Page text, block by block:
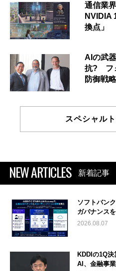
通信業
NVIDIA
換点」
AIの武
抗? フ
防御戦略
スペシャル
NEW ARTICLES 新着記事
ソフトバン
ガバナンス
2026.08.07
KDDIの1Q
AI、金融事